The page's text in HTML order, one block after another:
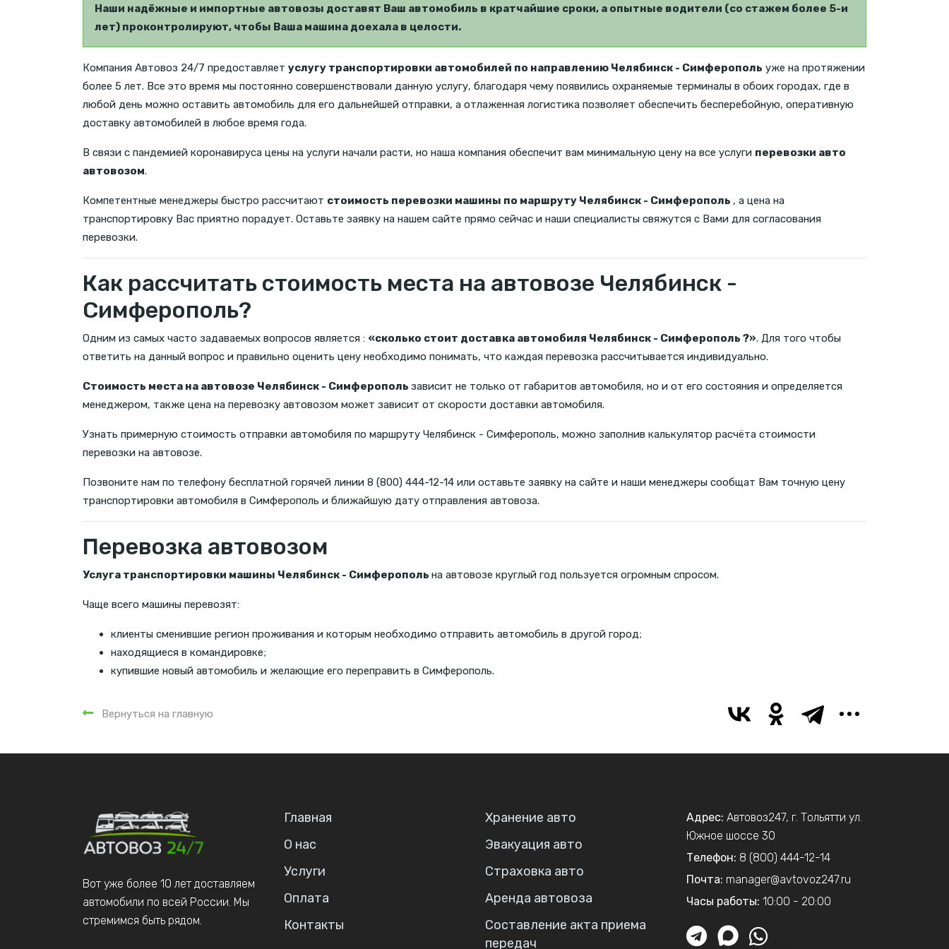
Наши надёжные и импортные автовозы доставят Ваш автомобиль в кратчайшие сроки, а опытные водители (со стажем более 5-и
лет) проконтролируют, чтобы Ваша машина доехала в целости.
Компания Автовоз 24/7 предоставляет услугу транспортировки автомобилей по направлению Челябинск - Симферополь уже на протяжении
более 5 лет. Все это время мы постоянно совершенствовали данную услугу, благодаря чему появились охраняемые терминалы в обоих городах, где в
любой день можно оставить автомобиль для его дальнейшей отправки, а отлаженная логистика позволяет обеспечить бесперебойную, оперативную
доставку автомобилей в любое время года.
В связи с пандемией коронавируса цены на услуги начали расти, но наша компания обеспечит вам минимальную цену на все услуги перевозки авто
автовозом.
Компетентные менеджеры быстро рассчитают стоимость перевозки машины по маршруту Челябинск - Симферополь , а цена на
транспортировку Вас приятно порадует. Оставьте заявку на нашем сайте прямо сейчас и наши специалисты свяжутся с Вами для согласования
перевозки.
Как рассчитать стоимость места на автовозе Челябинск -
Симферополь?
Одним из самых часто задаваемых вопросов является : «сколько стоит доставка автомобиля Челябинск - Симферополь ?». Для того чтобы
ответить на данный вопрос и правильно оценить цену необходимо понимать, что каждая перевозка рассчитывается индивидуально.
Стоимость места на автовозе Челябинск - Симферополь зависит не только от габаритов автомобиля, но и от его состояния и определяется
менеджером, также цена на перевозку автовозом может зависит от скорости доставки автомобиля.
Узнать примерную стоимость отправки автомобиля по маршруту Челябинск - Симферополь, можно заполнив калькулятор расчёта стоимости
перевозки на автовозе.
Позвоните нам по телефону бесплатной горячей линии 8 (800) 444-12-14 или оставьте заявку на сайте и наши менеджеры сообщат Вам точную цену
транспортировки автомобиля в Симферополь и ближайшую дату отправления автовоза.
Перевозка автовозом
Услуга транспортировки машины Челябинск - Симферополь на автовозе круглый год пользуется огромным спросом.
Чаще всего машины перевозят:
клиенты сменившие регион проживания и которым необходимо отправить автомобиль в другой город;
находящиеся в командировке;
купившие новый автомобиль и желающие его переправить в Симферополь.
Вернуться на главную
Вот уже более 10 лет доставляем
автомобили по всей России. Мы
стремимся быть рядом.
Главная
О нас
Услуги
Оплата
Контакты
Хранение авто
Эвакуация авто
Страховка авто
Аренда автовоза
Составление акта приема
передач
Адрес: Автовоз247, г. Тольятти ул.
Южное шоссе 30
Телефон: 8 (800) 444-12-14
Почта: manager@avtovoz247.ru
Часы работы: 10:00 - 20:00